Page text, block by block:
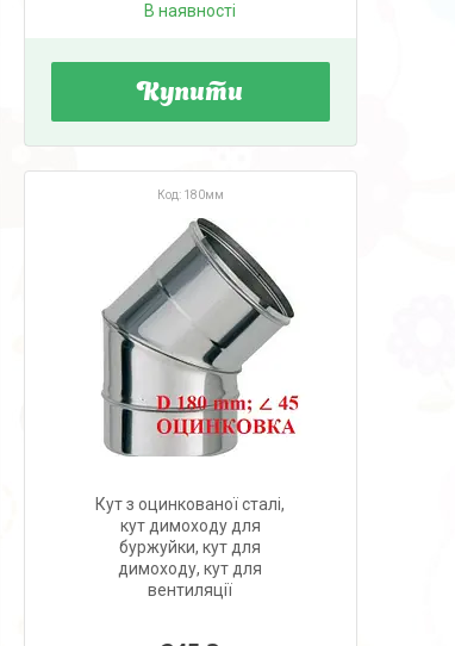
В наявності
Купити
180мм
Кут з оцинкованої сталі,
кут димоходу для
буржуйки, кут для
димоходу, кут для
вентиляції